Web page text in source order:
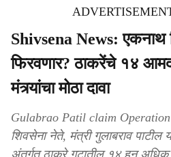
Shivsena News: एकनाथ
फिरवणार? ठाकरेंचे १४
मंत्र्यांचा मोठा दावा
Gulabrao Patil claim
शिवसेना नेते, मंत्री गुलाबराव पाटील
अंतर्गत ठाकरे गटातील १४ हून अधिक